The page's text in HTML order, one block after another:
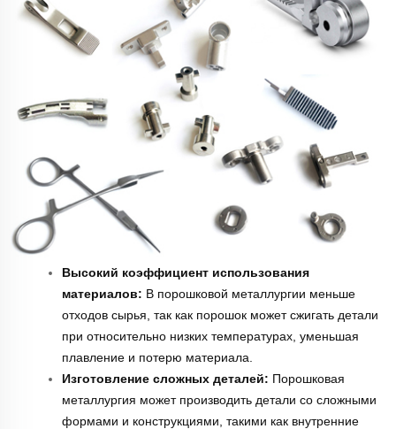
Высокий коэффициент использования
материалов: В порошковой металлургии меньше
отходов сырья, так как порошок может сжигать детали
при относительно низких температурах, уменьшая
плавление и потерю материала.
Изготовление сложных деталей: Порошковая
металлургия может производить детали со сложными
формами и конструкциями, такими как внутренние